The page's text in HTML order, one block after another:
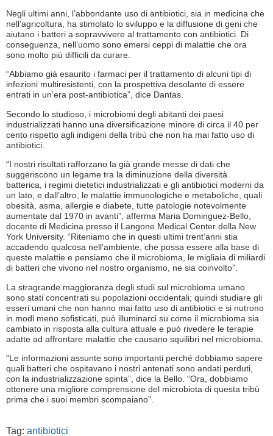
Negli ultimi anni, l’abbondante uso di antibiotici, sia in medicina che
nell’agricoltura, ha stimolato lo sviluppo e la diffusione di geni che
aiutano i batteri a sopravvivere al trattamento con antibiotici. Di
conseguenza, nell’uomo sono emersi ceppi di malattie che ora
sono molto più difficili da curare.
“Abbiamo già esaurito i farmaci per il trattamento di alcuni tipi di
infezioni multiresistenti, con la prospettiva desolante di essere
entrati in un’era post-antibiotica”, dice Dantas.
Secondo lo studioso, i microbiomi degli abitanti dei paesi
industrializzati hanno una diversificazione minore di circa il 40 per
cento rispetto agli indigeni della tribù che non ha mai fatto uso di
antibiotici.
“I nostri risultati rafforzano la già grande messe di dati che
suggeriscono un legame tra la diminuzione della diversità
batterica, i regimi dietetici industrializzati e gli antibiotici moderni da
un lato, e dall’altro, le malattie immunologiche e metaboliche, quali
obesità, asma, allergie e diabete, tutte patologie notevolmente
aumentate dal 1970 in avanti”, afferma Maria Dominguez-Bello,
docente di Medicina presso il Langone Medical Center della New
York University. “Riteniamo che in questi ultimi trent’anni stia
accadendo qualcosa nell’ambiente, che possa essere alla base di
queste malattie e pensiamo che il microbioma, le migliaia di miliardi
di batteri che vivono nel nostro organismo, ne sia coinvolto”.
La stragrande maggioranza degli studi sul microbioma umano
sono stati concentrati su popolazioni occidentali; quindi studiare gli
esseri umani che non hanno mai fatto uso di antibiotici e si nutrono
in modi meno sofisticati, può illuminarci su come il microbioma sia
cambiato in risposta alla cultura attuale e può rivedere le terapie
adatte ad affrontare malattie che causano squilibri nel microbioma.
“Le informazioni assunte sono importanti perché dobbiamo sapere
quali batteri che ospitavano i nostri antenati sono andati perduti,
con la industrializzazione spinta”, dice la Bello. “Ora, dobbiamo
ottenere una migliore comprensione del microbiota di questa tribù
prima che i suoi membri scompaiano”.
Tag: antibiotici